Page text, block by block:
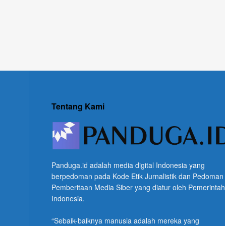
Tentang Kami
Panduga.id adalah media digital Indonesia yang
berpedoman pada Kode Etik Jurnalistik dan Pedoman
Pemberitaan Media Siber yang diatur oleh Pemerintah
Indonesia.
“Sebaik-baiknya manusia adalah mereka yang